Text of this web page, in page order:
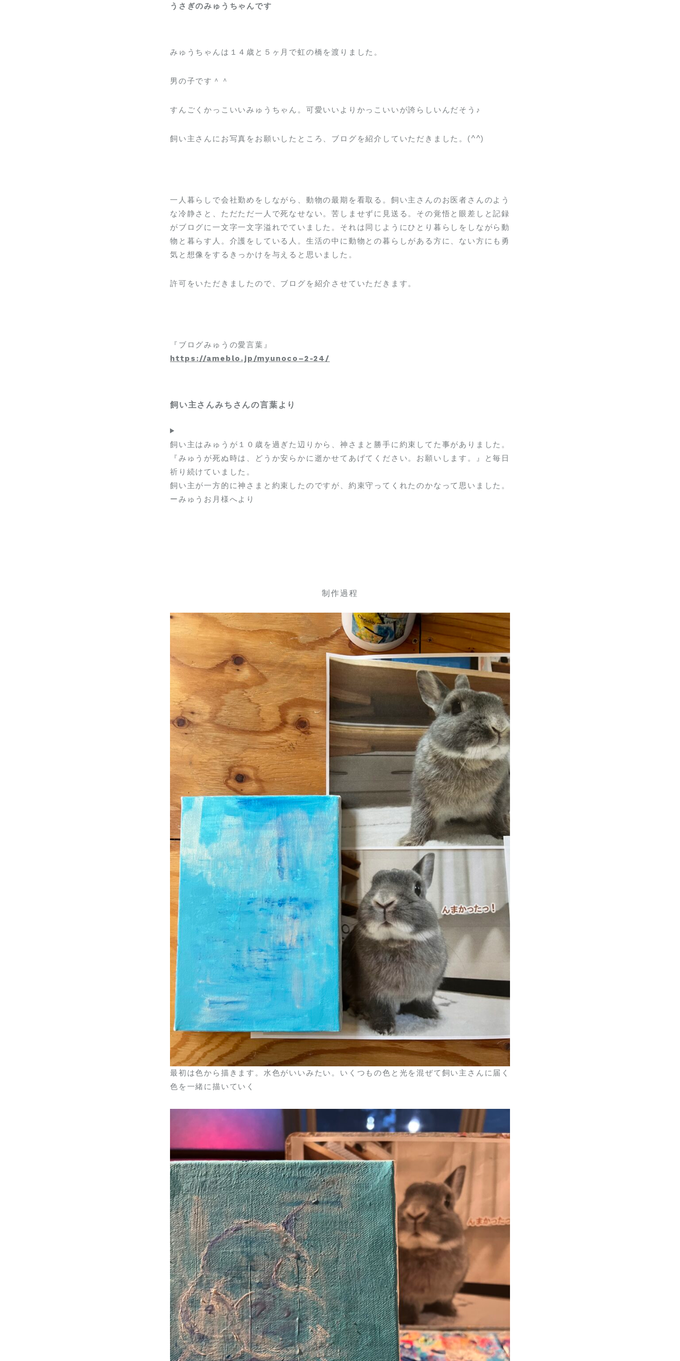
うさぎのみゅうちゃんです
みゅうちゃんは１４歳と５ヶ月で虹の橋を渡りました。
男の子です＾＾
すんごくかっこいいみゅうちゃん。可愛いいよりかっこいいが誇らしいんだそう♪
飼い主さんにお写真をお願いしたところ、ブログを紹介していただきました。(^^)
一人暮らしで会社勤めをしながら、動物の最期を看取る。飼い主さんのお医者さんのよう
な冷静さと、ただただ一人で死なせない。苦しませずに見送る。その覚悟と眼差しと記録
がブログに一文字一文字溢れでていました。それは同じようにひとり暮らしをしながら動
物と暮らす人。介護をしている人。生活の中に動物との暮らしがある方に、ない方にも勇
気と想像をするきっかけを与えると思いました。
許可をいただきましたので、ブログを紹介させていただきます。
『ブログみゅうの愛言葉』
https://ameblo.jp/myunoco–2-24/
飼い主さんみちさんの言葉より
飼い主はみゅうが１０歳を過ぎた辺りから、神さまと勝手に約束してた事がありました。
『みゅうが死ぬ時は、どうか安らかに逝かせてあげてください。お願いします。』と毎日
祈り続けていました。
飼い主が一方的に神さまと約束したのですが、約束守ってくれたのかなって思いました。
ーみゅうお月様へより
制作過程
最初は色から描きます。水色がいいみたい。いくつもの色と光を混ぜて飼い主さんに届く
色を一緒に描いていく